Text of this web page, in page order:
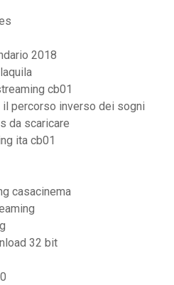
2018
cb01
percorso inverso dei sogni
da scaricare
ita cb01
casacinema
32 bit